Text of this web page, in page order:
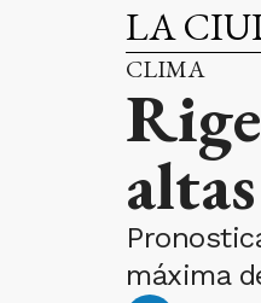
LA
CLIMA
máxima